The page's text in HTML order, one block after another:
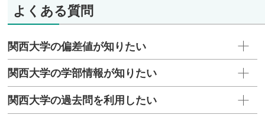
よくある質問
関西大学の偏差値が知りたい
関西大学の学部情報が知りたい
関西大学の過去問を利用したい